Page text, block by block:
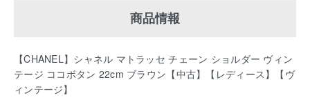
商品情報
【CHANEL】シャネル マトラッセ チェーン ショルダー ヴィン
テージ ココボタン 22cm ブラウン【中古】【レディース】【ヴ
ィンテージ】